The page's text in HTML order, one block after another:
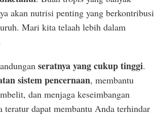
akan nutrisi penting yang berkontribusi
Mari kita telaah lebih dalam
seratnya yang cukup tinggi.
sistem pencernaan, membantu
dan menjaga keseimbangan
dapat membantu Anda terhindar